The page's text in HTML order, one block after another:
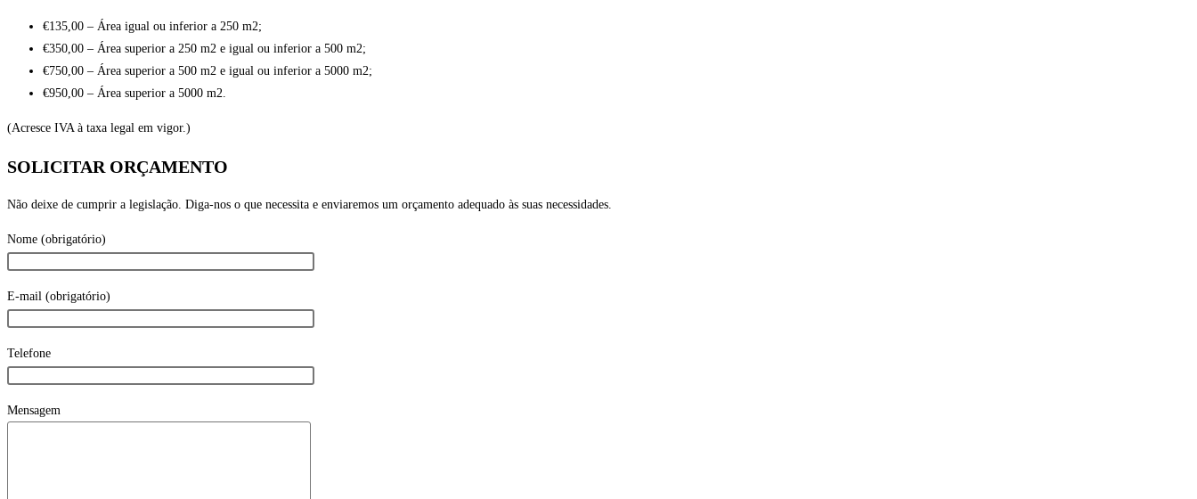
€135,00 – Área igual ou inferior a 250 m2;
€350,00 – Área superior a 250 m2 e igual ou inferior a 500 m2;
€750,00 – Área superior a 500 m2 e igual ou inferior a 5000 m2;
€950,00 – Área superior a 5000 m2.
(Acresce IVA à taxa legal em vigor.)
SOLICITAR ORÇAMENTO
Não deixe de cumprir a legislação. Diga-nos o que necessita e enviaremos um orçamento adequado às suas necessidades.
Nome (obrigatório)
E-mail (obrigatório)
Telefone
Mensagem